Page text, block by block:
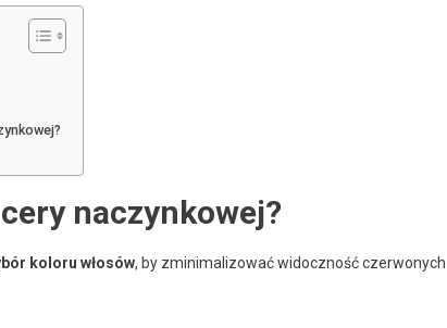
naczynkowej?
koloru włosów, by zminimalizować widoczność czerwonych